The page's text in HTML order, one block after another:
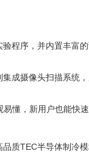
程序，并内置丰富
成摄像头扫描系统
懂，新用户也能快
质TEC半导体制冷